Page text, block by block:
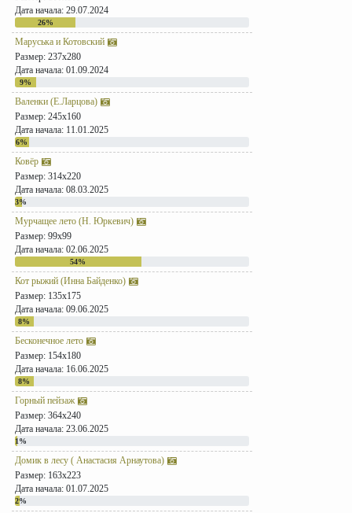
Дата начала: 29.07.2024
26%
Маруська и Котовский
Размер: 237x280
Дата начала: 01.09.2024
9%
Валенки (Е.Ларцова)
Размер: 245x160
Дата начала: 11.01.2025
6%
Ковёр
Размер: 314x220
Дата начала: 08.03.2025
3%
Мурчащее лето (Н. Юркевич)
Размер: 99x99
Дата начала: 02.06.2025
54%
Кот рыжий (Инна Байденко)
Размер: 135x175
Дата начала: 09.06.2025
8%
Бесконечное лето
Размер: 154x180
Дата начала: 16.06.2025
8%
Горный пейзаж
Размер: 364x240
Дата начала: 23.06.2025
1%
Домик в лесу ( Анастасия Арнаутова)
Размер: 163x223
Дата начала: 01.07.2025
2%